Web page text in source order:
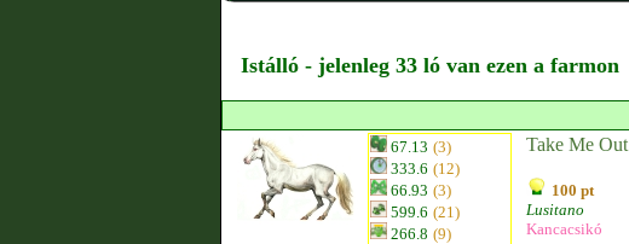
Istálló - jelenleg 33 ló van ezen a farmon
67.13 (3)
333.6 (12)
66.93 (3)
599.6 (21)
266.8 (9)
Take Me Out
100 pt
Lusitano
Kancacsikó